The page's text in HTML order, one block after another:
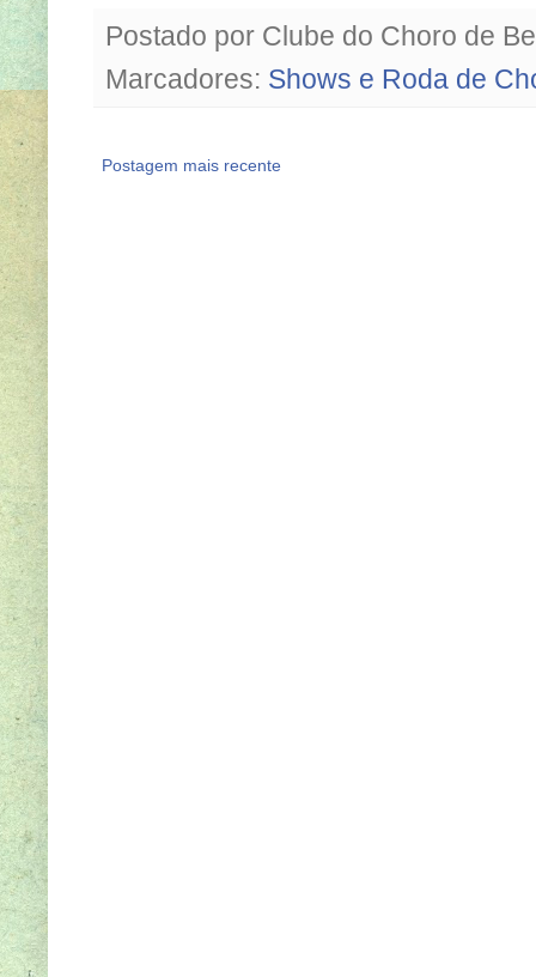
Postado por Clube do Choro de
Marcadores: Shows e Roda de
Postagem mais recente